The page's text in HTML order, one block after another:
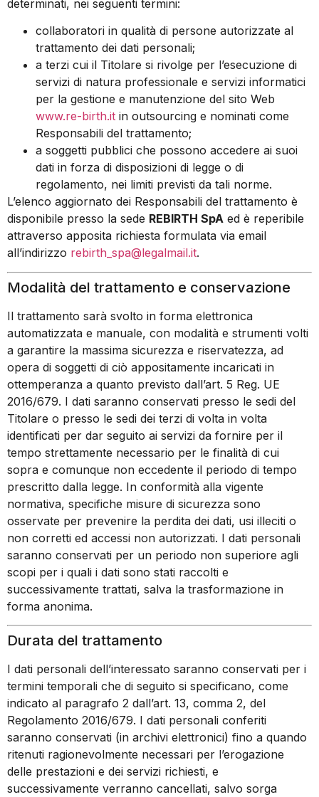
determinati, nei seguenti termini:
collaboratori in qualità di persone autorizzate al
trattamento dei dati personali;
a terzi cui il Titolare si rivolge per l’esecuzione di
servizi di natura professionale e servizi informatici
per la gestione e manutenzione del sito Web
www.re-birth.it in outsourcing e nominati come
Responsabili del trattamento;
a soggetti pubblici che possono accedere ai suoi
dati in forza di disposizioni di legge o di
regolamento, nei limiti previsti da tali norme.
L’elenco aggiornato dei Responsabili del trattamento è
disponibile presso la sede REBIRTH SpA ed è reperibile
attraverso apposita richiesta formulata via email
all’indirizzo rebirth_spa@legalmail.it.
Modalità del trattamento e conservazione
Il trattamento sarà svolto in forma elettronica
automatizzata e manuale, con modalità e strumenti volti
a garantire la massima sicurezza e riservatezza, ad
opera di soggetti di ciò appositamente incaricati in
ottemperanza a quanto previsto dall’art. 5 Reg. UE
2016/679. I dati saranno conservati presso le sedi del
Titolare o presso le sedi dei terzi di volta in volta
identificati per dar seguito ai servizi da fornire per il
tempo strettamente necessario per le finalità di cui
sopra e comunque non eccedente il periodo di tempo
prescritto dalla legge. In conformità alla vigente
normativa, specifiche misure di sicurezza sono
osservate per prevenire la perdita dei dati, usi illeciti o
non corretti ed accessi non autorizzati. I dati personali
saranno conservati per un periodo non superiore agli
scopi per i quali i dati sono stati raccolti e
successivamente trattati, salva la trasformazione in
forma anonima.
Durata del trattamento
I dati personali dell’interessato saranno conservati per i
termini temporali che di seguito si specificano, come
indicato al paragrafo 2 dall’art. 13, comma 2, del
Regolamento 2016/679. I dati personali conferiti
saranno conservati (in archivi elettronici) fino a quando
ritenuti ragionevolmente necessari per l’erogazione
delle prestazioni e dei servizi richiesti, e
successivamente verranno cancellati, salvo sorga